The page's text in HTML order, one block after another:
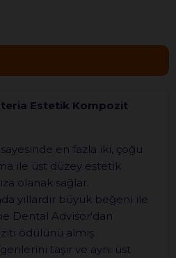
Estetik Kompozit
en fazla iki, çoğu
ile üst düzey estetik
olanak sağlar.
yıllardır büyük beğeni ile
Dental Advisor'dan
ödülünü almış.
taşır ve aynı üst